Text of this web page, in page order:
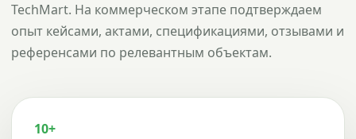
TechMart. На коммерческом этапе подтверждаем
опыт кейсами, актами, спецификациями, отзывами и
референсами по релевантным объектам.
10+